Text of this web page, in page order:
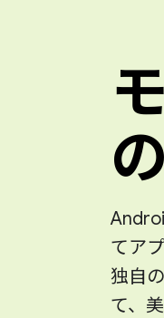
てア
独自
て、